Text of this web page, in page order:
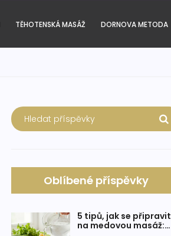
TĚHOTENSKÁ MASÁŽ DORNOVA METODA
Oblíbené příspěvky
5 tipů, jak se připravit
na medovou masáž: